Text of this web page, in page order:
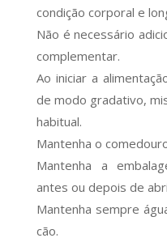
condição corporal e
Não é necessário
complementar.
Ao iniciar a
de modo gradativo,
habitual.
Mantenha o
Mantenha a
antes ou depois de
Mantenha sempre
cão.